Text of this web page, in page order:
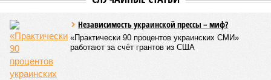
Независимость украинской прессы – миф?
«Практически 90 процентов украинских СМИ»
работают за счёт грантов из США